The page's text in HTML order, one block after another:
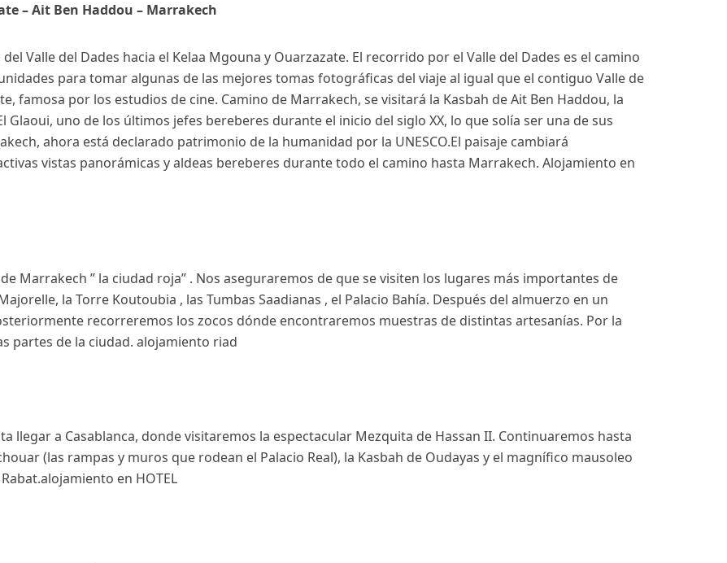
– Ait Ben Haddou – Marrakech
Valle del Dades hacia el Kelaa Mgouna y Ouarzazate. El recorrido por el Valle del Dades es el camino
para tomar algunas de las mejores tomas fotográficas del viaje al igual que el contiguo Valle de
famosa por los estudios de cine. Camino de Marrakech, se visitará la Kasbah de Ait Ben Haddou, la
uno de los últimos jefes bereberes durante el inicio del siglo XX, lo que solía ser una de sus
ahora está declarado patrimonio de la humanidad por la UNESCO.El paisaje cambiará
vistas panorámicas y aldeas bereberes durante todo el camino hasta Marrakech. Alojamiento en
Marrakech ” la ciudad roja” . Nos aseguraremos de que se visiten los lugares más importantes de
la Torre Koutoubia , las Tumbas Saadianas , el Palacio Bahía. Después del almuerzo en un
recorreremos los zocos dónde encontraremos muestras de distintas artesanías. Por la
partes de la ciudad. alojamiento riad
llegar a Casablanca, donde visitaremos la espectacular Mezquita de Hassan II. Continuaremos hasta
(las rampas y muros que rodean el Palacio Real), la Kasbah de Oudayas y el magnífico mausoleo
en HOTEL